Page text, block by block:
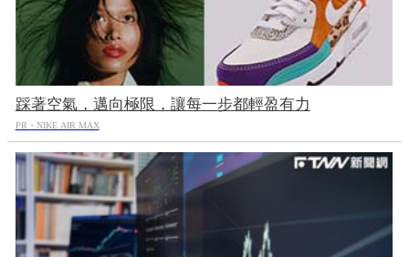
踩著空氣，邁向極限，讓每一步都輕盈有力
PR・NIKE AIR MAX